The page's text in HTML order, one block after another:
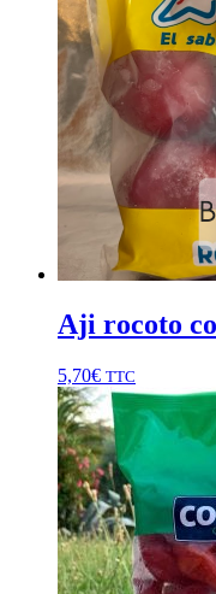
Aji rocoto
5,70€ TTC